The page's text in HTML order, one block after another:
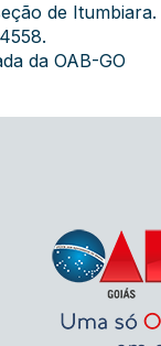
de
da OAB-GO